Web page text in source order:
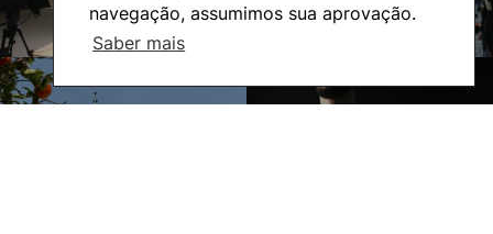
navegação, assumimos sua aprovação.
Saber mais